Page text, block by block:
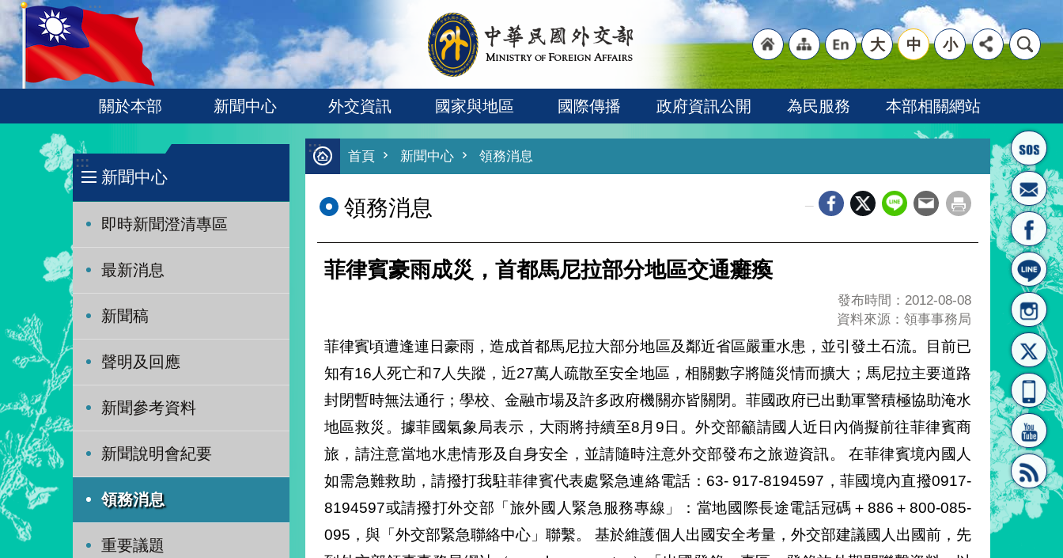
跳到主要內容區塊
:::
首頁
[連
結]"
"網
站導
覽
[連
"英
文語
系"
大 中 小
關於本部 新聞中心 外交資訊 國家與地區 國際傳播 政府資訊公開 為民服務 本部相關網站
:::
新聞中心
即時新聞澄清專區
最新消息
新聞稿
聲明及回應
新聞參考資料
新聞說明會紀要
領務消息
重要議題
:::
首頁 新聞中心 領務消息
領務消息
菲律賓豪雨成災，首都馬尼拉部分地區交通癱瘓
發布時間：2012-08-08
資料來源：領事事務局
菲律賓頃遭逢連日豪雨，造成首都馬尼拉大部分地區及鄰近省區嚴重水患，並引發土石流。目前已
知有16人死亡和7人失蹤，近27萬人疏散至安全地區，相關數字將隨災情而擴大；馬尼拉主要道路
封閉暫時無法通行；學校、金融市場及許多政府機關亦皆關閉。菲國政府已出動軍警積極協助淹水
地區救災。據菲國氣象局表示，大雨將持續至8月9日。外交部籲請國人近日內倘擬前往菲律賓商
旅，請注意當地水患情形及自身安全，並請隨時注意外交部發布之旅遊資訊。 在菲律賓境內國人
如需急難救助，請撥打我駐菲律賓代表處緊急連絡電話：63- 917-8194597，菲國境內直撥0917-
8194597或請撥打外交部「旅外國人緊急服務專線」：當地國際長途電話冠碼＋886＋800-085-
095，與「外交部緊急聯絡中心」聯繫。 基於維護個人出國安全考量，外交部建議國人出國前，先